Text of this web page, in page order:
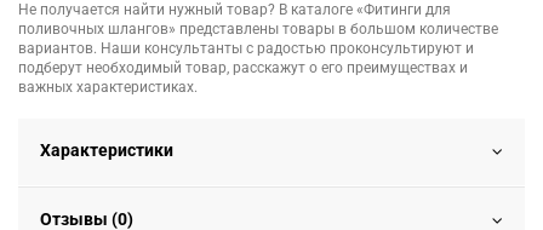
Не получается найти нужный товар? В каталоге «Фитинги для
поливочных шлангов» представлены товары в большом количестве
вариантов. Наши консультанты с радостью проконсультируют и
подберут необходимый товар, расскажут о его преимуществах и
важных характеристиках.
Характеристики
Отзывы (0)